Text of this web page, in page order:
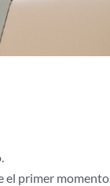
el primer momento.